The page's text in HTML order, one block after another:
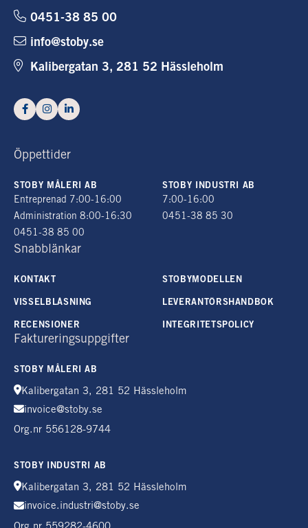
0451-38 85 00
info@stoby.se
Kalibergatan 3, 281 52 Hässleholm
Öppettider
STOBY MÅLERI AB
Entreprenad 7:00-16:00
Administration 8:00-16:30
0451-38 85 00
STOBY INDUSTRI AB
7:00-16:00
0451-38 85 30
Snabblänkar
KONTAKT STOBYMODELLEN
VISSELBLÅSNING LEVERANTÖRSHANDBOK
RECENSIONER INTEGRITETSPOLICY
Faktureringsuppgifter
STOBY MÅLERI AB
Kalibergatan 3, 281 52 Hässleholm
invoice@stoby.se
Org.nr 556128-9744
STOBY INDUSTRI AB
Kalibergatan 3, 281 52 Hässleholm
invoice.industri@stoby.se